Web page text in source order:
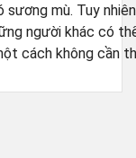
mù. Tuy
người khác có
cách không cần